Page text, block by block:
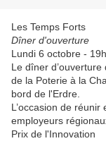
Les Temps Forts
Dîner d'ouverture
Lundi 6 octobre -
Le dîner
de la Poterie à la
bord de l'Erdre.
L’occasion de
employeurs
Prix de l'Innovation